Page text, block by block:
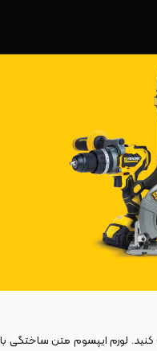
لورم ایپسوم متن ساختگی با